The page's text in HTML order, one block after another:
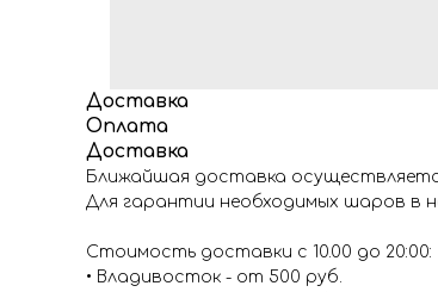
Доставка
Оплата
Доставка
Ближайшая доставка
Для гарантии необходимых шаров в
Стоимость доставки с 10.00 до 20:00:
• Владивосток - от 500 руб.